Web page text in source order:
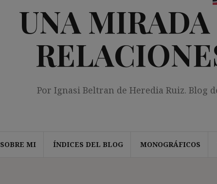
UNA
Por Ignasi Beltran de Heredia Ruiz. Blog
SOBRE MI ÍNDICES DEL BLOG MONOGRÁFICOS